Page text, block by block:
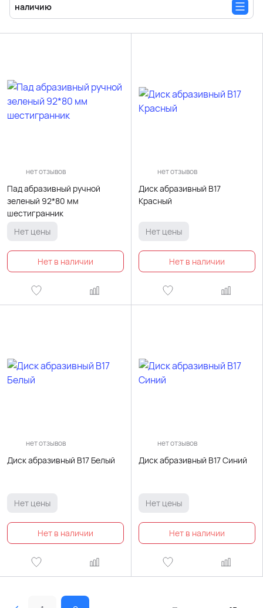
наличию
нет отзывов
Пад абразивный ручной
зеленый 92*80 мм
шестигранник
Нет цены
нет отзывов
Диск абразивный В17
Красный
Нет цены
нет отзывов
Диск абразивный В17 Белый
Нет цены
нет отзывов
Диск абразивный В17 Синий
Нет цены